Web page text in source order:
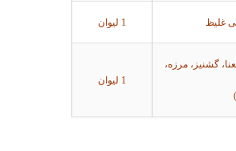
غلیظ 1 لیوان
گشنیز، مرزه،
1 لیوان